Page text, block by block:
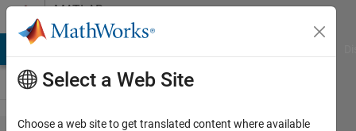
Skip to contentMATLAB
Answers
Select a Web Site
Choose a web site to get translated content where available